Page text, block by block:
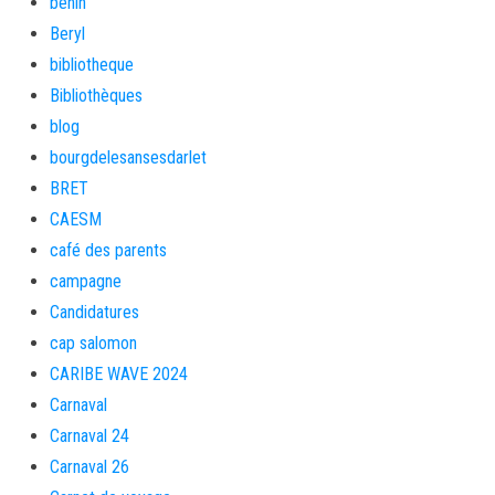
Beryl
bibliotheque
Bibliothèques
blog
bourgdelesansesdarlet
BRET
CAESM
café des parents
campagne
Candidatures
cap salomon
CARIBE WAVE 2024
Carnaval
Carnaval 24
Carnaval 26